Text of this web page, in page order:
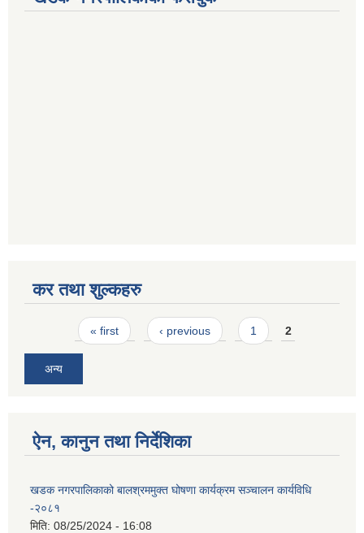
कर तथा शुल्कहरु
Pages« first ‹ previous 1 2
अन्य
ऐन, कानुन तथा निर्देशिका
खडक नगरपालिकाको बालश्रममुक्त घोषणा कार्यक्रम सञ्चालन कार्यविधि
-२०८१
मिति: 08/25/2024 - 16:08